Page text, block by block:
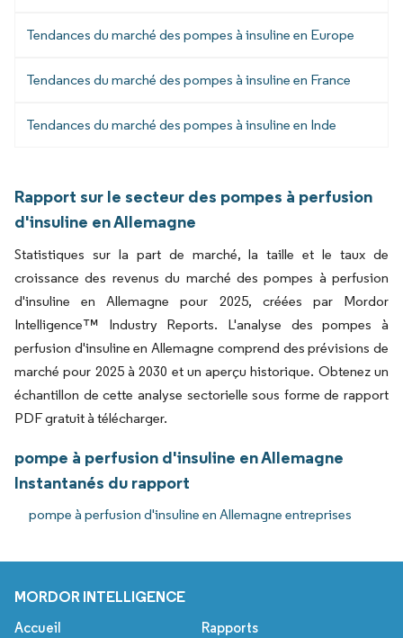
Tendances du marché des pompes à insuline en Europe
Tendances du marché des pompes à insuline en France
Tendances du marché des pompes à insuline en Inde
Rapport sur le secteur des pompes à perfusion
d'insuline en Allemagne
Statistiques sur la part de marché, la taille et le taux de
croissance des revenus du marché des pompes à perfusion
d'insuline en Allemagne pour 2025, créées par Mordor
Intelligence™ Industry Reports. L'analyse des pompes à
perfusion d'insuline en Allemagne comprend des prévisions de
marché pour 2025 à 2030 et un aperçu historique. Obtenez un
échantillon de cette analyse sectorielle sous forme de rapport
PDF gratuit à télécharger.
pompe à perfusion d'insuline en Allemagne
Instantanés du rapport
pompe à perfusion d'insuline en Allemagne entreprises
MORDOR INTELLIGENCE
Accueil Rapports